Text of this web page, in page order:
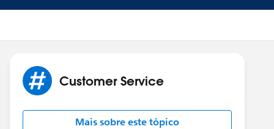
Customer Service
Mais sobre este tópico